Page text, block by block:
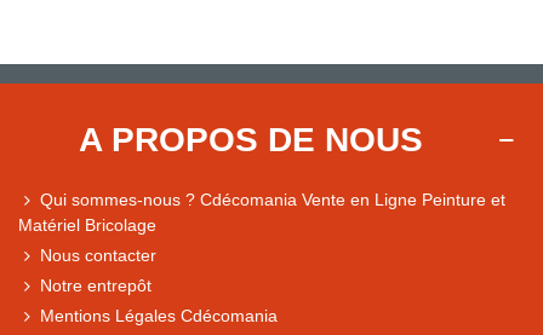
A PROPOS DE NOUS
Qui sommes-nous ? Cdécomania Vente en Ligne Peinture et
Matériel Bricolage
Nous contacter
Notre entrepôt
Mentions Légales Cdécomania